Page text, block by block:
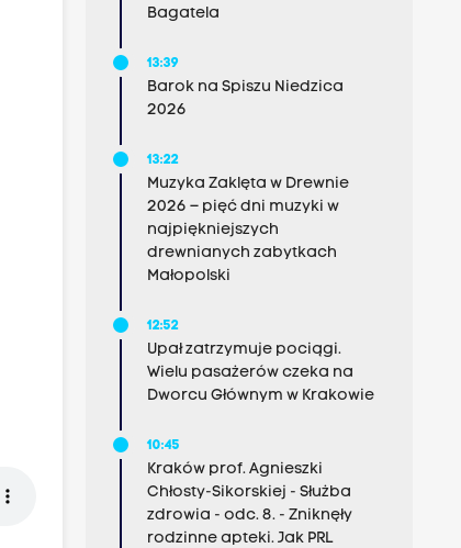
Bagatela
13:39
Barok na Spiszu Niedzica
2026
13:22
Muzyka Zaklęta w Drewnie
2026 – pięć dni muzyki w
najpiękniejszych
drewnianych zabytkach
Małopolski
12:52
Upał zatrzymuje pociągi.
Wielu pasażerów czeka na
Dworcu Głównym w Krakowie
10:45
Kraków prof. Agnieszki
Chłosty-Sikorskiej - Służba
zdrowia - odc. 8. - Zniknęły
rodzinne apteki. Jak PRL